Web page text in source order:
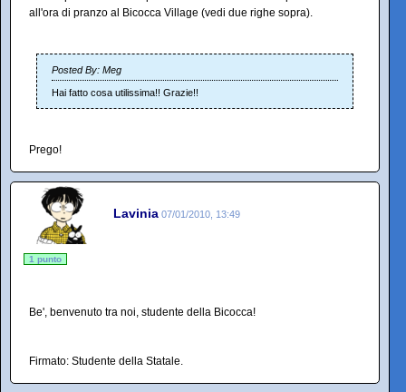
all'ora di pranzo al Bicocca Village (vedi due righe sopra).
Posted By: Meg
Hai fatto cosa utilissima!! Grazie!!
Prego!
Lavinia 07/01/2010, 13:49
1 punto
Be', benvenuto tra noi, studente della Bicocca!
Firmato: Studente della Statale.